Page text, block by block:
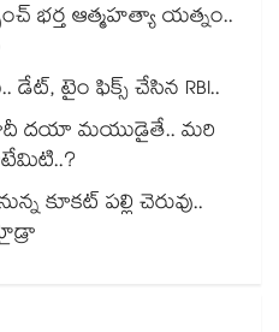
భర్త ఆత్మహత్యా యత్నం..
డేట్, టైం ఫిక్స్ చేసిన RBI..
మోదీ దయా మయుడైతే.. మరి
కూకట్ పల్లి చెరువు..